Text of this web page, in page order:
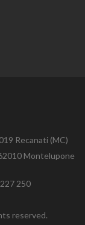
Recanati (MC)
Montelupone
250
reserved.